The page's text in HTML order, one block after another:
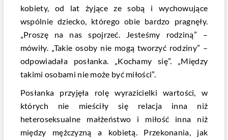
kobiety, od lat żyjące ze sobą i wychowujące
wspólnie dziecko, którego obie bardzo pragnęły.
„Proszę na nas spojrzeć. Jesteśmy rodziną” –
mówiły. „Takie osoby nie mogą tworzyć rodziny” –
odpowiadała posłanka. „Kochamy się”. „Między
takimi osobami nie może być miłości”.
Posłanka przyjęła rolę wyrazicielki wartości, w
których nie mieściły się relacja inna niż
heteroseksualne małżeństwo i miłość inna niż
między mężczyzną a kobietą. Przekonania, jak